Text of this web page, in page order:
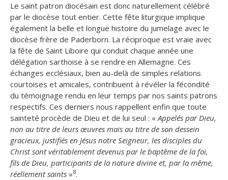
Le saint patron diocésain est donc naturellement célébré
par le diocèse tout entier. Cette fête liturgique implique
également la belle et longue histoire du jumelage avec le
diocèse frère de Paderborn. La réciproque est vraie avec
la fête de Saint Liboire qui conduit chaque année une
délégation sarthoise à se rendre en Allemagne. Ces
échanges ecclésiaux, bien au-delà de simples relations
courtoises et amicales, contribuent à révéler la fécondité
du témoignage rendu en leur temps par nos saints patrons
respectifs. Ces derniers nous rappellent enfin que toute
sainteté procède de Dieu et de lui seul : «Appelés par Dieu,
non au titre de leurs œuvres mais au titre de son dessein
gracieux, justifiés en Jésus notre Seigneur, les disciples du
Christ sont véritablement devenus par le baptême de la foi,
fils de Dieu, participants de la nature divine et, par la même,
réellement saints »8.